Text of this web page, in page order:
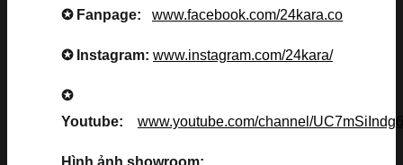
✪ Fanpage: www.facebook.com/24kara.co
✪ Instagram: www.instagram.com/24kara/
✪
Youtube: www.youtube.com/channel/
Hình ảnh showroom: